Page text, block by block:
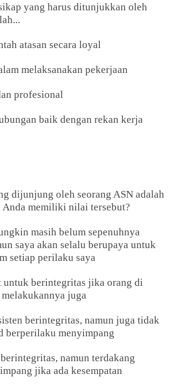
yang harus ditunjukkan oleh
atasan secara loyal
melaksanakan pekerjaan
profesional
baik dengan rekan kerja
dijunjung oleh seorang ASN adalah
Anda memiliki nilai tersebut?
masih belum sepenuhnya
saya akan selalu berupaya untuk
setiap perilaku saya
untuk berintegritas jika orang di
juga
berintegritas, namun juga tidak
berperilaku menyimpang
namun terdakang
jika ada kesempatan